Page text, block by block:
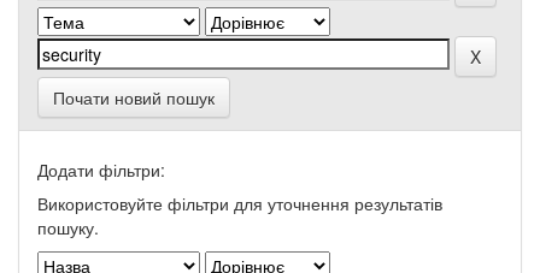
Почати новий пошук
Додати фільтри:
Використовуйте фільтри для уточнення результатів
пошуку.